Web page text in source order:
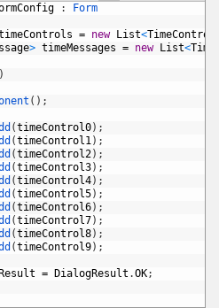
:
Form
= new List<TimeControl
> timeMessages = new List<
)
( ) ;
(timeControl0) ;
(timeControl1) ;
(timeControl2) ;
(timeControl3) ;
(timeControl4) ;
(timeControl5) ;
(timeControl6) ;
(timeControl7) ;
(timeControl8) ;
(timeControl9) ;
= DialogResult .OK;